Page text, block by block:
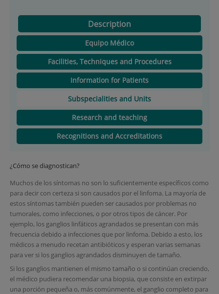
Description
Equipo Médico
Facilities, Techniques and Procedures
Information for Patients
Subspecialities and Units
Research and teaching
Recognitions and Accreditations
¿Cómo se diagnostican?
Muchos de los síntomas no son lo suficientemente específicos como
para decir con certeza si son causados por el linfoma. La mayoría de
estos síntomas también pueden ser causados por problemas no
tumorales, como infecciones, o por otros tipos de cáncer. Por
ejemplo, los ganglios linfáticos agrandados se presentan con más
frecuencia debido a infecciones que por linfoma. Debido a esto, los
médicos a menudo recetan antibióticos y esperan varias semanas
para ver si los ganglios agrandados disminuyen de tamaño.
Si los ganglios mantienen el mismo tamaño o si continúan creciendo,
el médico pudiera recomendar una biopsia, que consiste en extirpar
una porción pequeña o, más comúnmente, el ganglio completo para